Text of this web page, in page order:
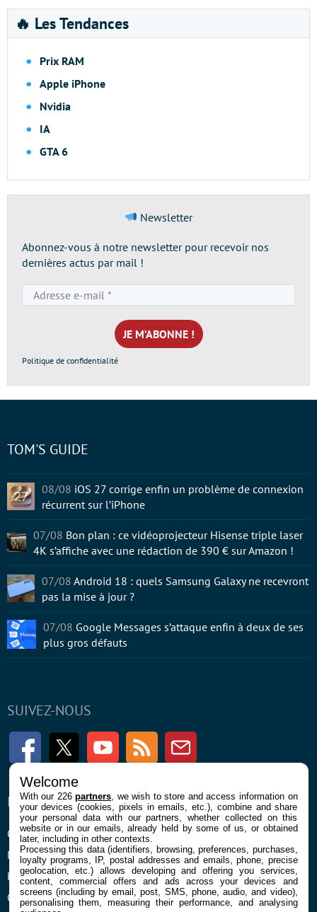
🔥 Les Tendances
Prix RAM
Apple iPhone
Nvidia
IA
GTA 6
Newsletter
Abonnez-vous à notre newsletter pour recevoir nos
dernières actus par mail !
e-
mail
*
Politique de confidentialité
SUIVEZ-NOUS
FacebookTwitter Youtube RSS Newsletter
ENTREPRISE
Confidentialité et Cookies
Mentions légales et CGU
Préférences Cookies
Qui sommes nous
À PROPOS
Contact
TOM'S GUIDE
08/08 iOS 27 corrige enfin un problème de connexion
récurrent sur l’iPhone
07/08 Bon plan : ce vidéoprojecteur Hisense triple laser
4K s’affiche avec une rédaction de 390 € sur Amazon !
07/08 Android 18 : quels Samsung Galaxy ne recevront
pas la mise à jour ?
07/08 Google Messages s’attaque enfin à deux de ses
plus gros défauts
Welcome
With our 226partners , we wish to store and access information on
your devices (cookies, pixels in emails, etc.), combine and share
your personal data with our partners, whether collected on this
website or in our emails, already held by some of us, or obtained
later, including in other contexts.
Processing this data (identifiers, browsing, preferences, purchases,
loyalty programs, IP, postal addresses and emails, phone, precise
geolocation, etc.) allows developing and offering you services,
content, commercial offers and ads across your devices and
screens (including by email, post, SMS, phone, audio, and video),
personalising them, measuring their performance, and analysing